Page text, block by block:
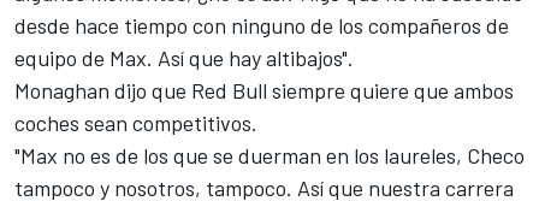
desde hace tiempo con ninguno de los compañeros de
equipo de Max. Así que hay altibajos".
Monaghan dijo que Red Bull siempre quiere que ambos
coches sean competitivos.
"Max no es de los que se duerman en los laureles, Checo
tampoco y nosotros, tampoco. Así que nuestra carrera